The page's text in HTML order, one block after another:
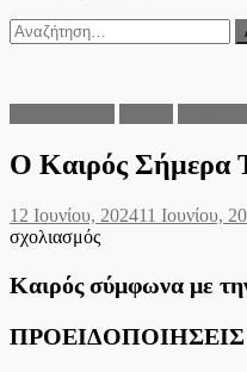
Αναζήτηση
για:
Ο Καιρός Σήμερα
Posted
on
12 Ιουνίου, 202411 Ιουνίου,
σχολιασμόςστο
Καιρός
Σήμερα
12/06/24
Καιρός σύμφωνα με
ΠΡΟΕΙΔΟΠΟΙΗΣΕΙΣ